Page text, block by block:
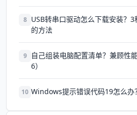
8 USB转串口驱动怎么下载安装？
的方法
9
自己组装电脑配置清单？兼顾性
6）
10 Windows提示错误代码19怎么办